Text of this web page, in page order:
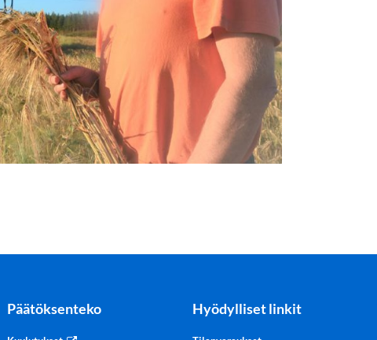
Päätöksenteko Hyödylliset linkit